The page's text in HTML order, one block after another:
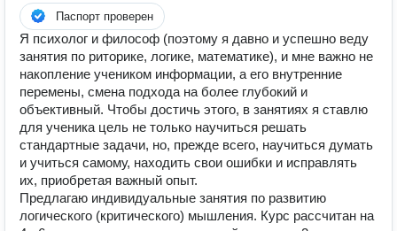
Паспорт проверен
Я психолог и философ (поэтому я давно и успешно веду
занятия по риторике, логике, математике), и мне важно не
накопление учеником информации, а его внутренние
перемены, смена подхода на более глубокий и
объективный. Чтобы достичь этого, в занятиях я ставлю
для ученика цель не только научиться решать
стандартные задачи, но, прежде всего, научиться думать
и учиться самому, находить свои ошибки и исправлять
их, приобретая важный опыт.
Предлагаю индивидуальные занятия по развитию
логического (критического) мышления. Курс рассчитан на